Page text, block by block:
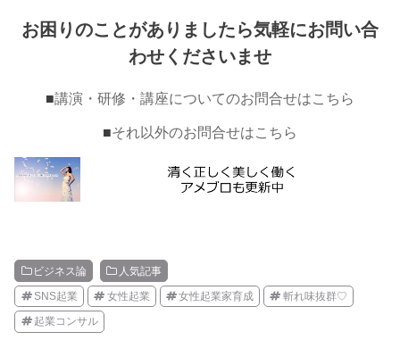
お困りのことがありましたら気軽にお問い合
わせくださいませ
■講演・研修・講座についてのお問合せはこちら
■それ以外のお問合せはこちら
ビジネス論 人気記事
SNS起業 女性起業 女性起業家育成 斬れ味抜群♡
起業コンサル